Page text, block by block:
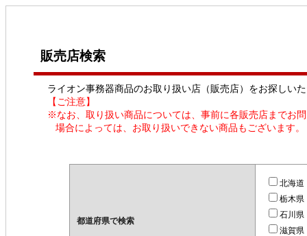
販売店検索
ライオン事務器商品のお取り扱い店（販売店）をお探しい
【ご注意】
※なお、取り扱い商品については、事前に各販売店までお
場合によっては、お取り扱いできない商品もございます。
都道府県で検索
北海道
栃木県
石川県
滋賀県